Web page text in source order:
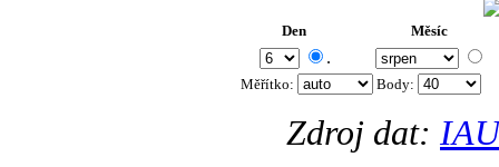
Den Měsíc
.
Měřítko: Body:
Zdroj dat: